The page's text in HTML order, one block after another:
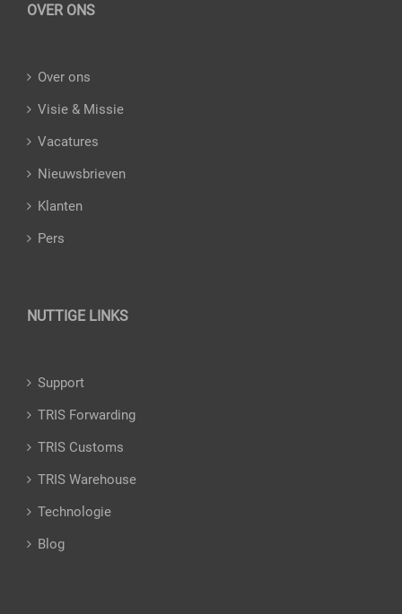
OVER ONS
Over ons
Visie & Missie
Vacatures
Nieuwsbrieven
Klanten
Pers
NUTTIGE LINKS
Support
TRIS Forwarding
TRIS Customs
TRIS Warehouse
Technologie
Blog